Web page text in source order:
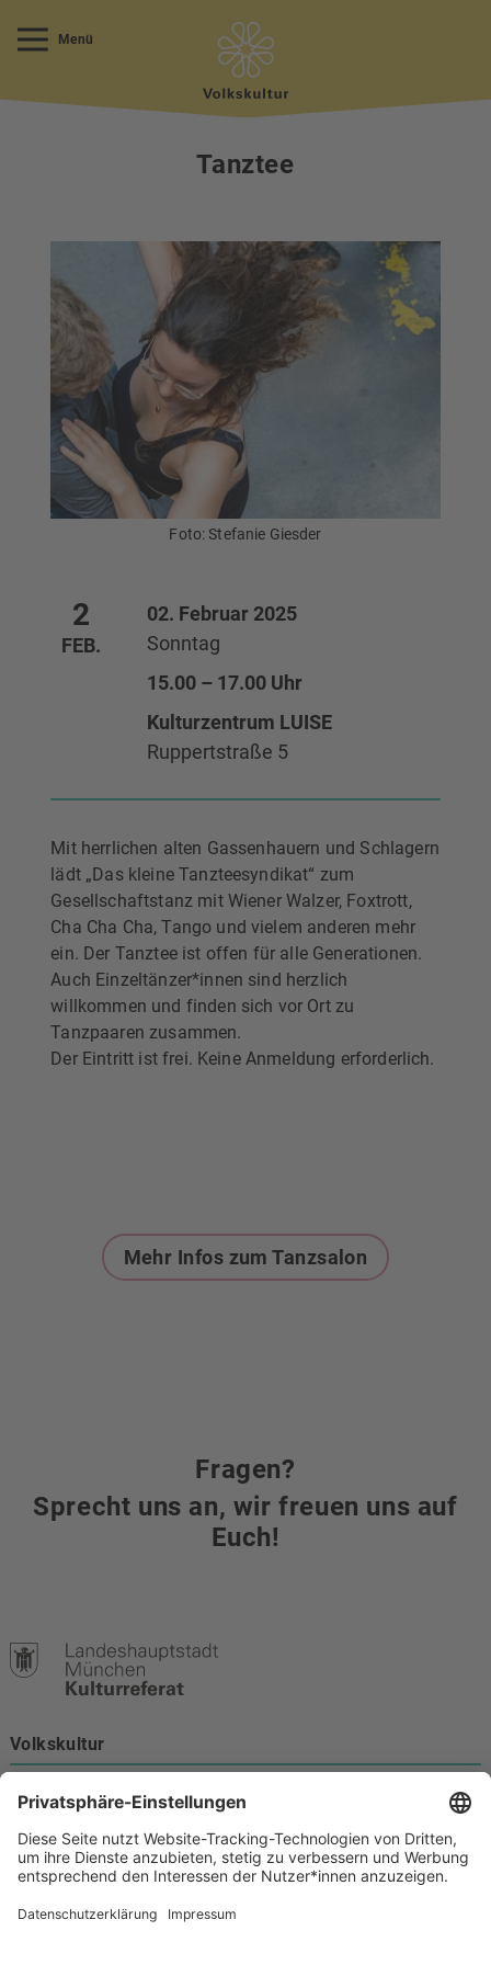
Menü
Tanztee
Foto: Stefanie Giesder
2
FEB.
02. Februar 2025
Sonntag
15.00 – 17.00 Uhr
Kulturzentrum LUISE
Ruppertstraße 5
Mit herrlichen alten Gassenhauern und Schlagern
lädt „Das kleine Tanzteesyndikat“ zum
Gesellschaftstanz mit Wiener Walzer, Foxtrott,
Cha Cha Cha, Tango und vielem anderen mehr
ein. Der Tanztee ist offen für alle Generationen.
Auch Einzeltänzer*innen sind herzlich
willkommen und finden sich vor Ort zu
Tanzpaaren zusammen.
Der Eintritt ist frei. Keine Anmeldung erforderlich.
Mehr Infos zum Tanzsalon
Fragen?
Sprecht uns an, wir freuen uns auf
Euch!
Volkskultur
80331 München
Kontakt
089 233-21172
volkskultur@muenchen.de